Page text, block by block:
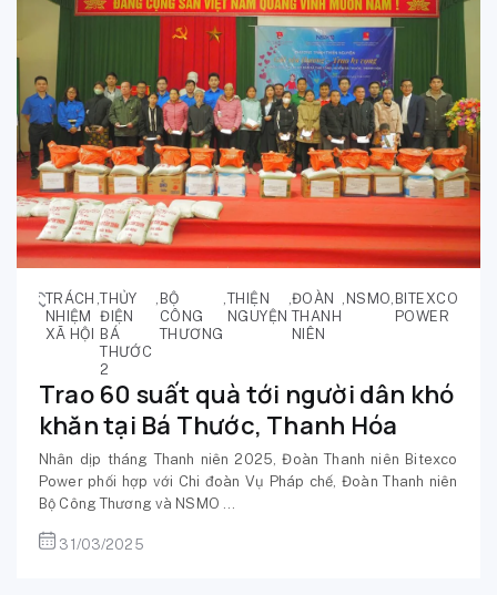
TRÁCH
NHIỆM
XÃ HỘI
,THỦY
ĐIỆN
BÁ
THƯỚC
2
, BỘ
CÔNG
THƯƠNG
,THIỆN
NGUYỆN
,ĐOÀN
THANH
NIÊN
, NSMO, BITEXCO
POWER
Trao 60 suất quà tới người dân khó
khăn tại Bá Thước, Thanh Hóa
Nhân dịp tháng Thanh niên 2025, Đoàn Thanh niên Bitexco
Power phối hợp với Chi đoàn Vụ Pháp chế, Đoàn Thanh niên
Bộ Công Thương và NSMO ...
31/03/2025